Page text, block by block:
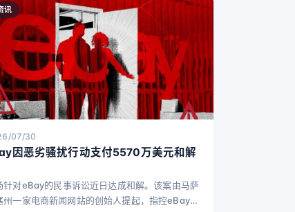
讯
07/30
因恶劣骚扰行动支付5570万美元和解
针对eBay的民事诉讼近日达成和解。该案由马萨
州一家电商新闻网站的创始人提起，指控eBay及